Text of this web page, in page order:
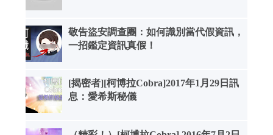
敬告盜安調查團：如何識別當代假資訊，
一招鑑定資訊真假！
[揭密者][柯博拉Cobra]2017年1月29日訊
息：愛希斯秘儀